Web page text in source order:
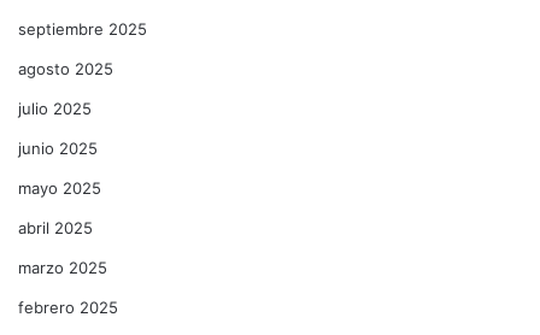
septiembre 2025
agosto 2025
julio 2025
junio 2025
mayo 2025
abril 2025
marzo 2025
febrero 2025